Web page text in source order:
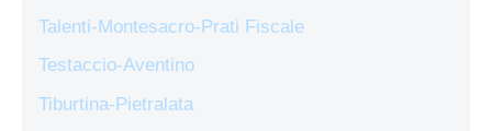
Talenti-Montesacro-Prati Fiscale
Testaccio-Aventino
Tiburtina-Pietralata